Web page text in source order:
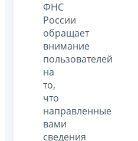
ФНС
России
обращает
внимание
пользователей
на
то,
что
направленные
вами
сведения